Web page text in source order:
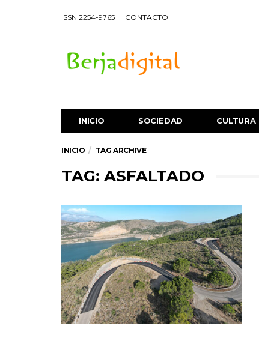
ISSN 2254-9765 CONTACTO
INICIO SOCIEDAD CULTURA
INICIO TAG ARCHIVE
TAG: ASFALTADO